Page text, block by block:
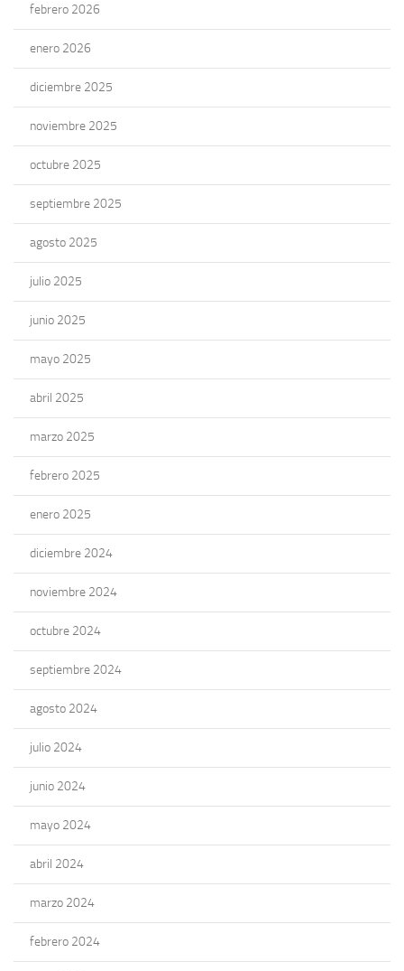
febrero 2026
enero 2026
diciembre 2025
noviembre 2025
octubre 2025
septiembre 2025
agosto 2025
julio 2025
junio 2025
mayo 2025
abril 2025
marzo 2025
febrero 2025
enero 2025
diciembre 2024
noviembre 2024
octubre 2024
septiembre 2024
agosto 2024
julio 2024
junio 2024
mayo 2024
abril 2024
marzo 2024
febrero 2024